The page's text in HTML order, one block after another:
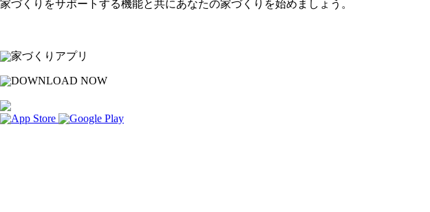
家づくりをサポートする機能と共にあなたの家づくりを始めましょう。